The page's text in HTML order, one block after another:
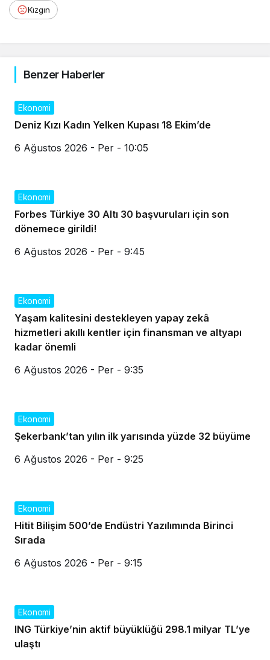
Kızgın
Benzer Haberler
Ekonomi
Deniz Kızı Kadın Yelken Kupası 18 Ekim’de
6 Ağustos 2026 - Per - 10:05
Ekonomi
Forbes Türkiye 30 Altı 30 başvuruları için son
dönemece girildi!
6 Ağustos 2026 - Per - 9:45
Ekonomi
Yaşam kalitesini destekleyen yapay zekâ
hizmetleri akıllı kentler için finansman ve altyapı
kadar önemli
6 Ağustos 2026 - Per - 9:35
Ekonomi
Şekerbank’tan yılın ilk yarısında yüzde 32 büyüme
6 Ağustos 2026 - Per - 9:25
Ekonomi
Hitit Bilişim 500’de Endüstri Yazılımında Birinci
Sırada
6 Ağustos 2026 - Per - 9:15
Ekonomi
ING Türkiye’nin aktif büyüklüğü 298.1 milyar TL’ye
ulaştı